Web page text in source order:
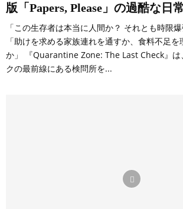
版「Papers, Please」の過酷な日常
「この生存者は本当に人間か？ それとも時限
「助けを求める家族連れを通すか、食料不足
か」 『Quarantine Zone: The Last Check』は
クの最前線にある検問所を...